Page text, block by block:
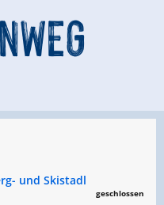
und Skistadl
geschlossen